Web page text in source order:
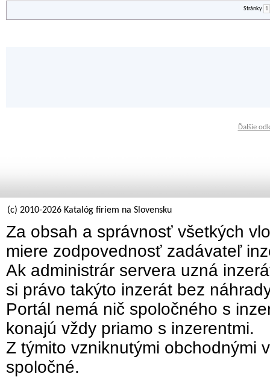
Stránky 1
Ďalšie
(c) 2010-2026 Katalóg firiem na Slovensku
Za obsah a správnosť všetkých
miere zodpovednosť zadávateľ
Ak administrár servera uzná
si právo takýto inzerát bez
Portál nemá nič spoločného s
konajú vždy priamo s inzerentmi.
Z týmito vzniknutými obchodnými
spoločné.